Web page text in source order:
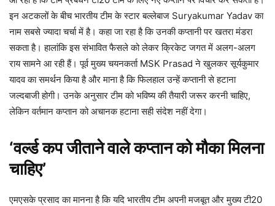
इन अटकलों के बीच भारतीय टीम के स्टार बल्लेबाज Suryakumar Yadav का
नाम सबसे ज्यादा चर्चा में है। कहा जा रहा है कि उनकी कप्तानी पर खतरा मंडरा
सकता है। हालांकि इस संभावित फैसले को लेकर क्रिकेट जगत में अलग-अलग
राय सामने आ रही हैं। पूर्व मुख्य चयनकर्ता MSK Prasad ने खुलकर सूर्यकुमार
यादव का समर्थन किया है और माना है कि फिलहाल उन्हें कप्तानी से हटाना
जल्दबाजी होगी। उनके अनुसार टीम को भविष्य की तैयारी जरूर करनी चाहिए,
लेकिन वर्तमान कप्तान को अचानक हटाना सही संदेश नहीं देगा।
‘वर्ल्ड कप जीताने वाले कप्तान को मौका मिलना
चाहिए’
एमएसके प्रसाद का मानना है कि यदि भारतीय टीम अपनी मजबूत और मुख्य टी20